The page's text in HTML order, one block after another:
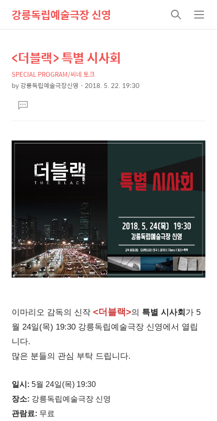
강릉독립예술극장 신영
검
색
메
뉴
상
세
컨
텐
츠
본
제
목
<더블랙> 특별 시사회
SPECIAL PROGRAM/씨네 토크
by강릉독립예술극장신영 2018. 5. 22. 19:30
문댓
글
이마리오 감독의 신작 <더 블랙>의 특별 시사회 가 5
월 24일(목) 19:30 강릉독립예술극장 신영에서 열립
니다.
많은 분들의 관심 부탁 드립니다.
일시: 5월 24일(목) 19:30
장소: 강릉독립예술극장 신영
관람료: 무료